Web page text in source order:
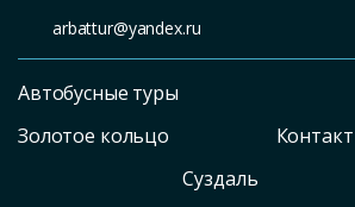
arbattur@yandex.ru
Автобусные туры
Золотое кольцо
Суздаль